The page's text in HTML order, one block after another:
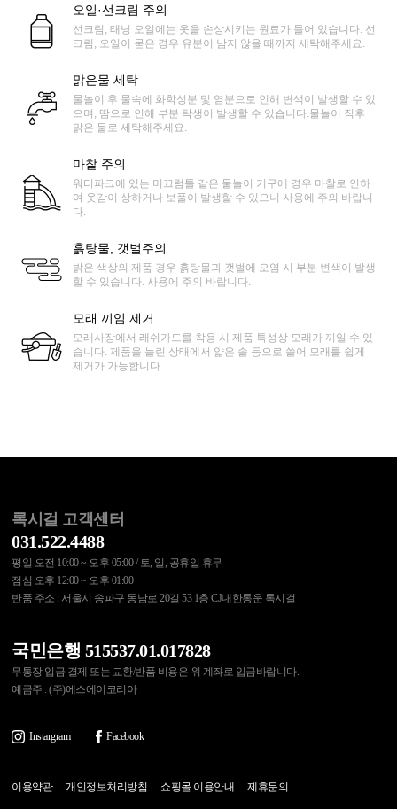
오일·선크림 주의
선크림, 태닝 오일에는 옷을 손상시키는 원료가 들어 있습니다. 선
크림, 오일이 묻은 경우 유분이 남지 않을 때까지 세탁해주세요.
맑은물 세탁
물놀이 후 물속에 화학성분 및 염분으로 인해 변색이 발생할 수 있
으며, 땀으로 인해 부분 탁생이 발생할 수 있습니다.물놀이 직후
맑은 물로 세탁해주세요.
마찰 주의
워터파크에 있는 미끄럼틀 같은 물놀이 기구에 경우 마찰로 인하
여 옷감이 상하거나 보풀이 발생할 수 있으니 사용에 주의 바랍니
다.
흙탕물, 갯벌주의
밝은 색상의 제품 경우 흙탕물과 갯벌에 오염 시 부분 변색이 발생
할 수 있습니다. 사용에 주의 바랍니다.
모래 끼임 제거
모래사장에서 래쉬가드를 착용 시 제품 특성상 모래가 끼일 수 있
습니다. 제품을 늘린 상태에서 얇은 솔 등으로 쓸어 모래를 쉽게
제거가 가능합니다.
록시걸 고객센터
031.522.4488
평일 오전 10:00 ~ 오후 05:00 / 토, 일, 공휴일 휴무
점심 오후 12:00 ~ 오후 01:00
반품 주소 : 서울시 송파구 동남로 20길 53 1층 CJ대한통운 록시걸
국민은행 515537.01.017828
무통장 입금 결제 또는 교환/반품 비용은 위 계좌로 입금바랍니다.
예금주 : (주)에스에이코리아
Instargram Facebook
이용약관 개인정보처리방침 쇼핑몰 이용안내 제휴문의